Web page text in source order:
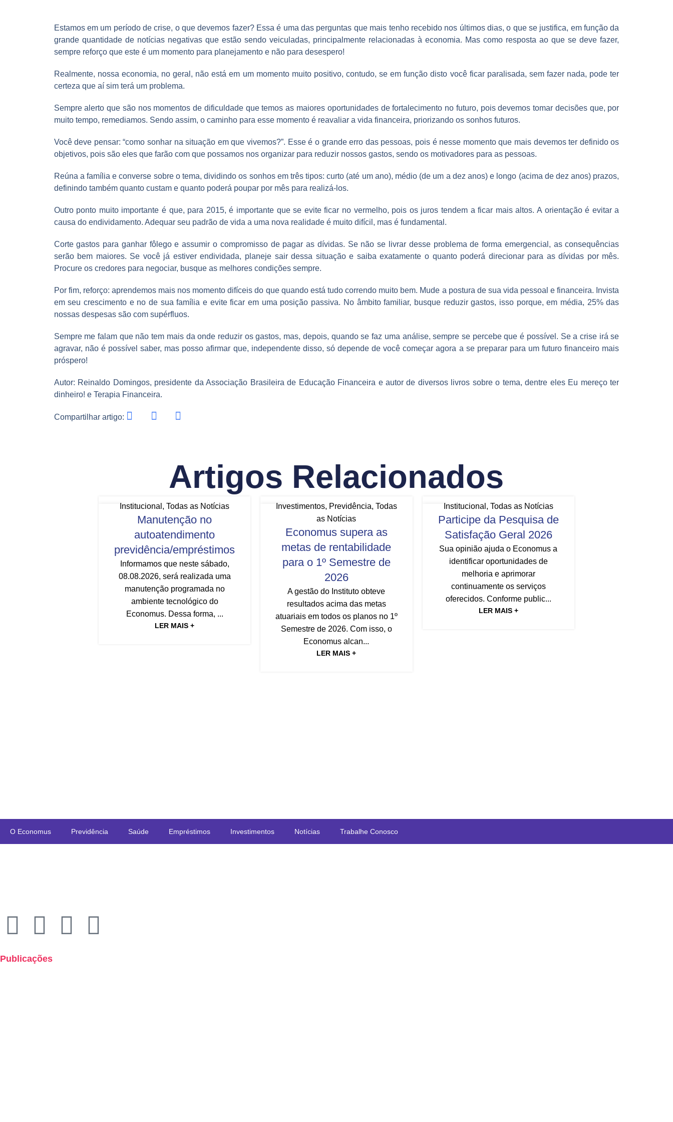
Estamos em um período de crise, o que devemos fazer? Essa é uma das perguntas que mais tenho recebido nos últimos dias, o que se justifica, em função da
grande quantidade de notícias negativas que estão sendo veiculadas, principalmente relacionadas à economia. Mas como resposta ao que se deve fazer,
sempre reforço que este é um momento para planejamento e não para desespero!
Realmente, nossa economia, no geral, não está em um momento muito positivo, contudo, se em função disto você ficar paralisada, sem fazer nada, pode ter
certeza que aí sim terá um problema.
Sempre alerto que são nos momentos de dificuldade que temos as maiores oportunidades de fortalecimento no futuro, pois devemos tomar decisões que, por
muito tempo, remediamos. Sendo assim, o caminho para esse momento é reavaliar a vida financeira, priorizando os sonhos futuros.
Você deve pensar: “como sonhar na situação em que vivemos?”. Esse é o grande erro das pessoas, pois é nesse momento que mais devemos ter definido os
objetivos, pois são eles que farão com que possamos nos organizar para reduzir nossos gastos, sendo os motivadores para as pessoas.
Reúna a família e converse sobre o tema, dividindo os sonhos em três tipos: curto (até um ano), médio (de um a dez anos) e longo (acima de dez anos) prazos,
definindo também quanto custam e quanto poderá poupar por mês para realizá-los.
Outro ponto muito importante é que, para 2015, é importante que se evite ficar no vermelho, pois os juros tendem a ficar mais altos. A orientação é evitar a
causa do endividamento. Adequar seu padrão de vida a uma nova realidade é muito difícil, mas é fundamental.
Corte gastos para ganhar fôlego e assumir o compromisso de pagar as dívidas. Se não se livrar desse problema de forma emergencial, as consequências
serão bem maiores. Se você já estiver endividada, planeje sair dessa situação e saiba exatamente o quanto poderá direcionar para as dívidas por mês.
Procure os credores para negociar, busque as melhores condições sempre.
Por fim, reforço: aprendemos mais nos momento difíceis do que quando está tudo correndo muito bem. Mude a postura de sua vida pessoal e financeira. Invista
em seu crescimento e no de sua família e evite ficar em uma posição passiva. No âmbito familiar, busque reduzir gastos, isso porque, em média, 25% das
nossas despesas são com supérfluos.
Sempre me falam que não tem mais da onde reduzir os gastos, mas, depois, quando se faz uma análise, sempre se percebe que é possível. Se a crise irá se
agravar, não é possível saber, mas posso afirmar que, independente disso, só depende de você começar agora a se preparar para um futuro financeiro mais
próspero!
Autor: Reinaldo Domingos, presidente da Associação Brasileira de Educação Financeira e autor de diversos livros sobre o tema, dentre eles Eu mereço ter
dinheiro! e Terapia Financeira.
Compartilhar artigo:
Artigos Relacionados
Institucional ,Todas as Notícias
Manutenção no
autoatendimento
previdência/empréstimos
Informamos que neste sábado,
08.08.2026, será realizada uma
manutenção programada no
ambiente tecnológico do
Economus. Dessa forma, ...
LER MAIS +
29
Investimentos, Previdência, Todas
as Notícias
Economus supera as
metas de rentabilidade
para o 1º Semestre de
2026
A gestão do Instituto obteve
resultados acima das metas
atuariais em todos os planos no 1º
Semestre de 2026. Com isso, o
Economus alcan...
LER MAIS +
JUL
Institucional , Todas as Notícias
Participe da Pesquisa de
Satisfação Geral 2026
Sua opinião ajuda o Economus a
identificar oportunidades de
melhoria e aprimorar
continuamente os serviços
oferecidos. Conforme public...
LER MAIS +
O Economus Previdência Saúde Empréstimos Investimentos Notícias Trabalhe Conosco
Publicações